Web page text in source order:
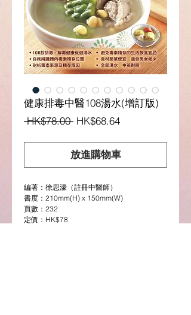
健康排毒中醫108湯水(增訂版)
HK$78.00 一
價
格
HK$68.64促
價
格
放進購物車
編著：徐思濠（註冊中醫師）
書度：210mm(H) x 150mm(W)
頁數：232
定價：HK$78